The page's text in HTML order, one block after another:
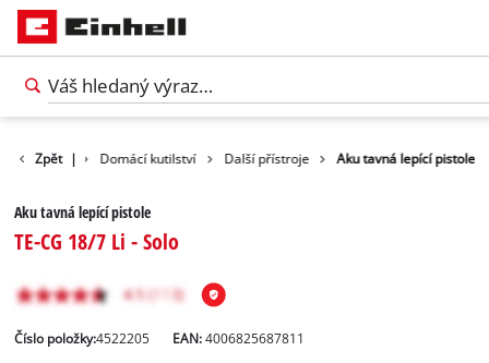
Zpět |
Produkty Domácí kutilství Další přístroje Aku tavná lepící pistole
Aku tavná lepící pistole
TE-CG 18/7 Li - Solo
Číslo položky:4522205 EAN:4006825687811